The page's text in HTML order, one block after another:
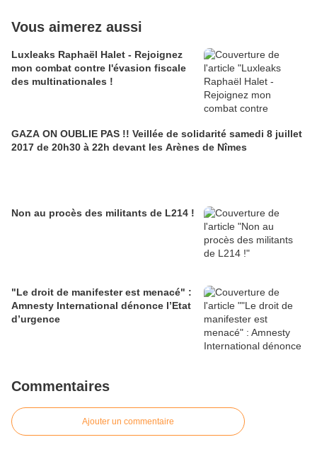
Vous aimerez aussi
Luxleaks Raphaël Halet - Rejoignez
mon combat contre l'évasion fiscale
des multinationales !
GAZA ON OUBLIE PAS !! Veillée de solidarité samedi 8 juillet
2017 de 20h30 à 22h devant les Arènes de Nîmes
Non au procès des militants de L214 !
"Le droit de manifester est menacé" :
Amnesty International dénonce l’Etat
d’urgence
Commentaires
Ajouter un commentaire